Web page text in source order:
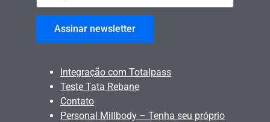
Assinar newsletter
Integração com Totalpass
Teste Tata Rebane
Contato
Personal Millbody – Tenha seu próprio